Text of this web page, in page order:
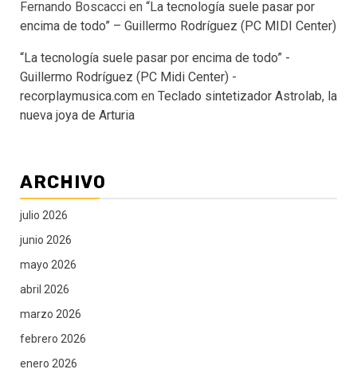
Fernando Boscacci en “La tecnología suele pasar por
encima de todo” – Guillermo Rodríguez (PC MIDI Center)
“La tecnología suele pasar por encima de todo” -
Guillermo Rodríguez (PC Midi Center) -
recorplaymusica.com en Teclado sintetizador Astrolab, la
nueva joya de Arturia
ARCHIVO
julio 2026
junio 2026
mayo 2026
abril 2026
marzo 2026
febrero 2026
enero 2026